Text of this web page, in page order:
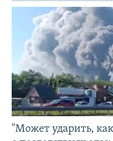
"Может ударить,